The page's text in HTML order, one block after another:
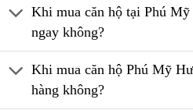
Khi mua căn hộ tại Phú
ngay không?
Khi mua căn hộ Phú Mỹ
hàng không?